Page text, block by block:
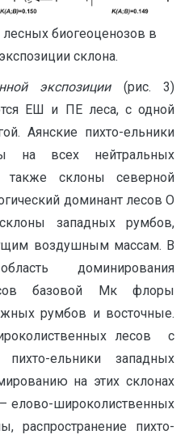
биогеоценозов в
склона.
экспозиции(рис. 3)
ЕШ и ПЕ леса, с одной
Аянские пихто-ельники
на всех нейтральных
также склоны северной
доминант лесов О
западных румбов,
воздушным массам. В
доминирования
базовой Мк флоры
румбов и восточные.
лесов с
ельники западных
на этих склонах
елово-широколиственных
распространение пихто-